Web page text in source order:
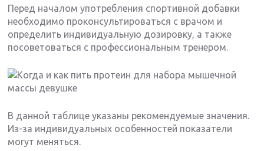
Перед началом употребления спортивной добавки
необходимо проконсультироваться с врачом и
определить индивидуальную дозировку, а также
посоветоваться с профессиональным тренером.
В данной таблице указаны рекомендуемые значения.
Из-за индивидуальных особенностей показатели
могут меняться.